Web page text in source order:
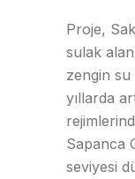
Proje,
sulak
zengin
yıllarda
Sapanca
seviyesi